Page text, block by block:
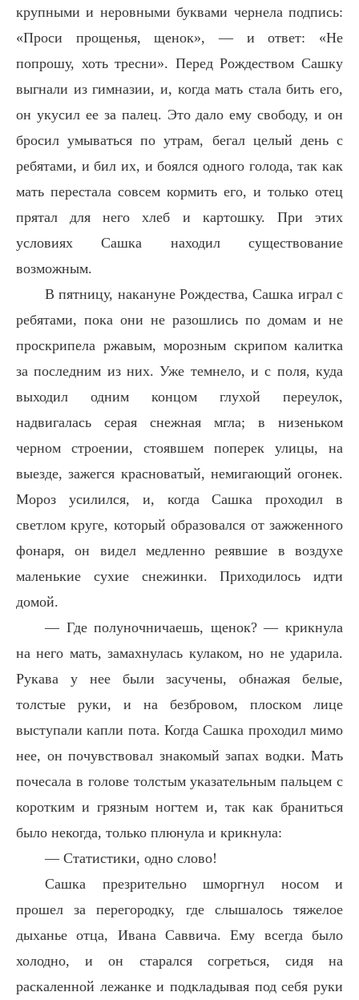
крупными и неровными буквами чернела подпись:
«Проси прощенья, щенок», — и ответ: «Не
попрошу, хоть тресни». Перед Рождеством Сашку
выгнали из гимназии, и, когда мать стала бить его,
он укусил ее за палец. Это дало ему свободу, и он
бросил умываться по утрам, бегал целый день с
ребятами, и бил их, и боялся одного голода, так как
мать перестала совсем кормить его, и только отец
прятал для него хлеб и картошку. При этих
условиях Сашка находил существование
возможным.
В пятницу, накануне Рождества, Сашка играл с
ребятами, пока они не разошлись по домам и не
проскрипела ржавым, морозным скрипом калитка
за последним из них. Уже темнело, и с поля, куда
выходил одним концом глухой переулок,
надвигалась серая снежная мгла; в низеньком
черном строении, стоявшем поперек улицы, на
выезде, зажегся красноватый, немигающий огонек.
Мороз усилился, и, когда Сашка проходил в
светлом круге, который образовался от зажженного
фонаря, он видел медленно реявшие в воздухе
маленькие сухие снежинки. Приходилось идти
домой.
— Где полуночничаешь, щенок? — крикнула
на него мать, замахнулась кулаком, но не ударила.
Рукава у нее были засучены, обнажая белые,
толстые руки, и на безбровом, плоском лице
выступали капли пота. Когда Сашка проходил мимо
нее, он почувствовал знакомый запах водки. Мать
почесала в голове толстым указательным пальцем с
коротким и грязным ногтем и, так как браниться
было некогда, только плюнула и крикнула:
— Статистики, одно слово!
Сашка презрительно шморгнул носом и
прошел за перегородку, где слышалось тяжелое
дыханье отца, Ивана Саввича. Ему всегда было
холодно, и он старался согреться, сидя на
раскаленной лежанке и подкладывая под себя руки